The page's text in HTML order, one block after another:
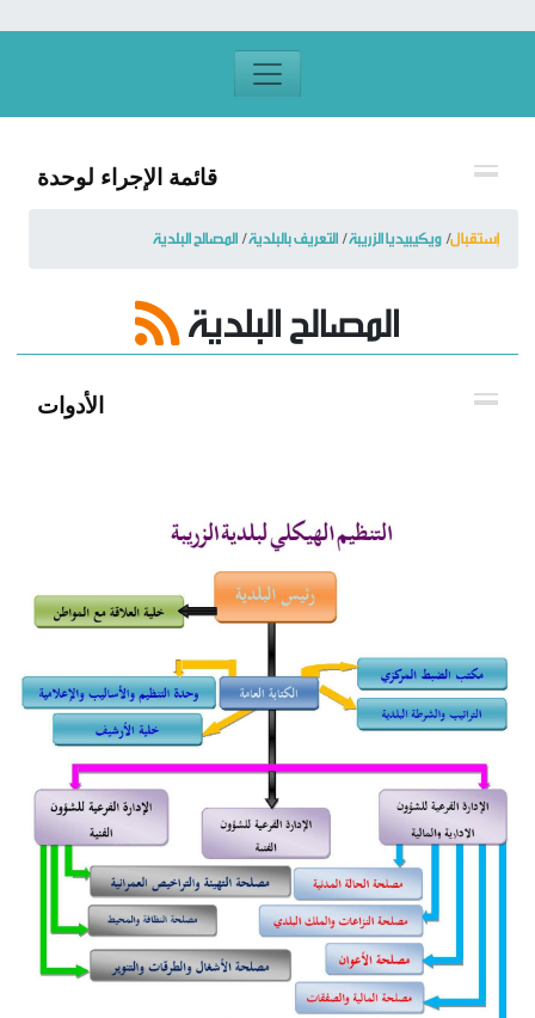
معرف تسجيل الدخول
تسجيل الدخول
قائمة الإجراء لوحدة
إستقبال ويكيبيديا الزريبة التعريف بالبلدية المصالح البلدية
المصالح البلدية
الأدوات